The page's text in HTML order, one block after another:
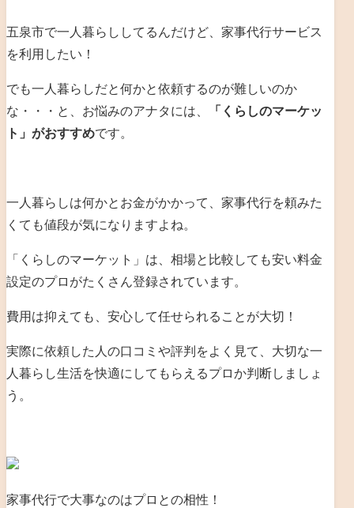
五泉市で一人暮らししてるんだけど、家事代行サービス
を利用したい！
でも一人暮らしだと何かと依頼するのが難しいのか
な・・・と、お悩みのアナタには、
「くらしのマーケッ
ト」がおすすめです。
一人暮らしは何かとお金がかかって、家事代行を頼みた
くても値段が気になりますよね。
「くらしのマーケット」は、相場と比較しても安い料金
設定のプロがたくさん登録されています。
費用は抑えても、安心して任せられることが大切！
実際に依頼した人の口コミや評判をよく見て、大切な一
人暮らし生活を快適にしてもらえるプロか判断しましょ
う。
家事代行で大事なのはプロとの相性！